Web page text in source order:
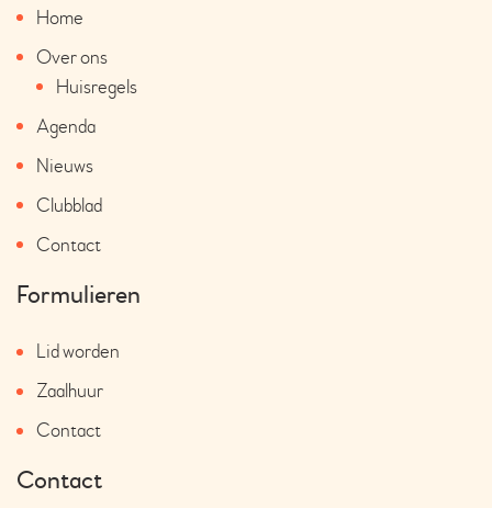
Home
Over ons
Huisregels
Agenda
Nieuws
Clubblad
Contact
Formulieren
Lid worden
Zaalhuur
Contact
Contact